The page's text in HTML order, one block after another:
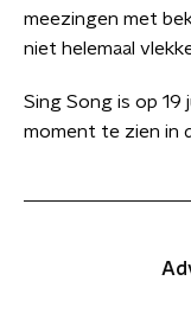
meezingen met
niet helemaal
Sing Song is op 19
moment te zien in